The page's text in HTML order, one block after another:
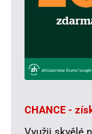
CHANCE -